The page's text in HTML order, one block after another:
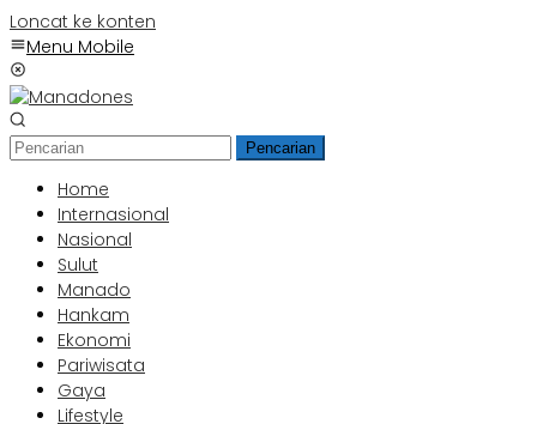
Loncat ke konten
Menu Mobile
Pencarian
Home
Internasional
Nasional
Sulut
Manado
Hankam
Ekonomi
Pariwisata
Gaya
Lifestyle